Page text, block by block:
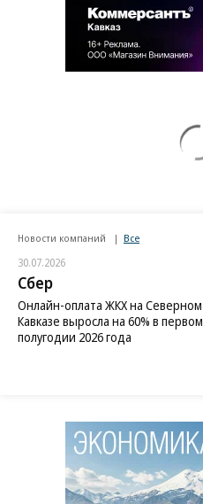
Новости компаний Все
30.07.2026
Сбер
Онлайн-оплата ЖКХ на Северном
Кавказе выросла на 60% в первом
полугодии 2026 года